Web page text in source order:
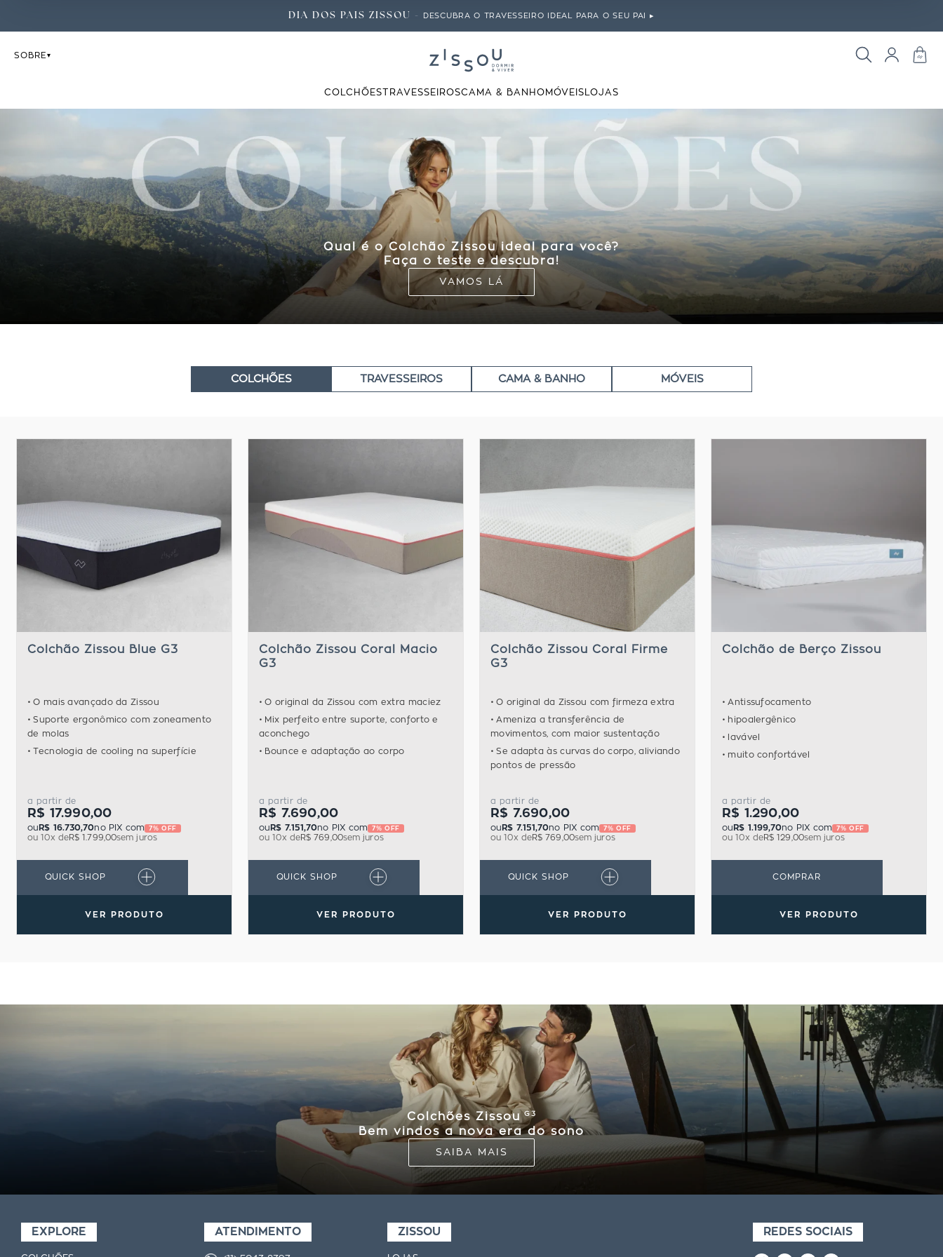
DIA DOS PAIS ZISSOU - DESCUBRA O TRAVESSEIRO IDEAL PARA O SEU PAI ▸
SOBRE
COLCHÕES TRAVESSEIROSCAMA & BANHO MÓVEIS LOJAS
Qual é o Colchão Zissou ideal para você?
Faça o teste e descubra!
VAMOS LÁ
COLCHÕES TRAVESSEIROS CAMA & BANHO MÓVEIS
Colchão Zissou Blue G3
O mais avançado da Zissou
Suporte ergonômico com zoneamento
de molas
Tecnologia de cooling na superfície
a partir de
R$ 17.990,00
ou R$ 16.730,70no PIX com 7% OFF
ou10x deR$ 1.799,00sem juros
QUICK SHOP
VER PRODUTO
Colchão Zissou Coral Macio
G3
O original da Zissou com extra maciez
Mix perfeito entre suporte, conforto e
aconchego
Bounce e adaptação ao corpo
a partir de
R$ 7.690,00
ou R$ 7.151,70no PIX com 7% OFF
ou10x deR$ 769,00sem juros
QUICK SHOP
VER PRODUTO
Colchão Zissou Coral Firme
G3
O original da Zissou com firmeza extra
Ameniza a transferência de
movimentos, com maior sustentação
Se adapta às curvas do corpo, aliviando
pontos de pressão
a partir de
R$ 7.690,00
ou R$ 7.151,70no PIX com 7% OFF
ou10x deR$ 769,00sem juros
QUICK SHOP
VER PRODUTO
Colchão de Berço Zissou
Antissufocamento
hipoalergênico
lavável
muito confortável
a partir de
R$ 1.290,00
ou R$ 1.199,70no PIX com 7% OFF
ou10x deR$ 129,00sem juros
COMPRAR
VER PRODUTO
Colchões Zissou G3
Bem vindos a nova era do sono
SAIBA MAIS
EXPLORE ATENDIMENTO ZISSOU REDES SOCIAIS